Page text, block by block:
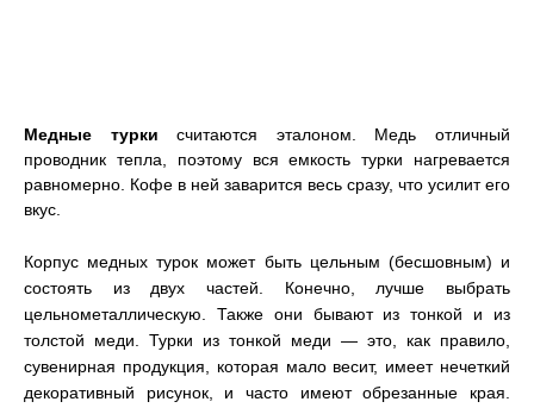
Медные турки считаются эталоном. Медь отличный
проводник тепла, поэтому вся емкость турки нагревается
равномерно. Кофе в ней заварится весь сразу, что усилит его
вкус.
Корпус медных турок может быть цельным (бесшовным) и
состоять из двух частей. Конечно, лучше выбрать
цельнометаллическую. Также они бывают из тонкой и из
толстой меди. Турки из тонкой меди — это, как правило,
сувенирная продукция, которая мало весит, имеет нечеткий
декоративный рисунок, и часто имеют обрезанные края.